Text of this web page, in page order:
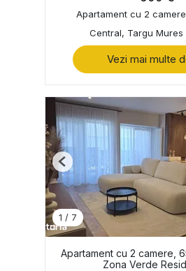
Apartament cu 2
Central, Targu Mures
Vezi mai multe
1 / 7
Previous
Apartament cu 2 camere,
Zona Verde